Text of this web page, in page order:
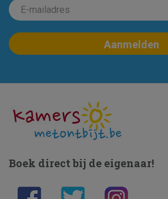
Boek direct bij de eigenaar!